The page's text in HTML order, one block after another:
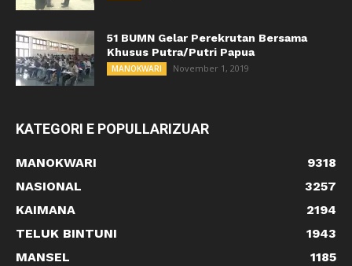
51 BUMN Gelar Perekrutan Bersama
Khusus Putra/Putri Papua
MANOKWARI November 1, 2019
KATEGORI E POPULLARIZUAR
MANOKWARI
9318
NASIONAL
3257
KAIMANA
2194
TELUK BINTUNI
1943
MANSEL
1185